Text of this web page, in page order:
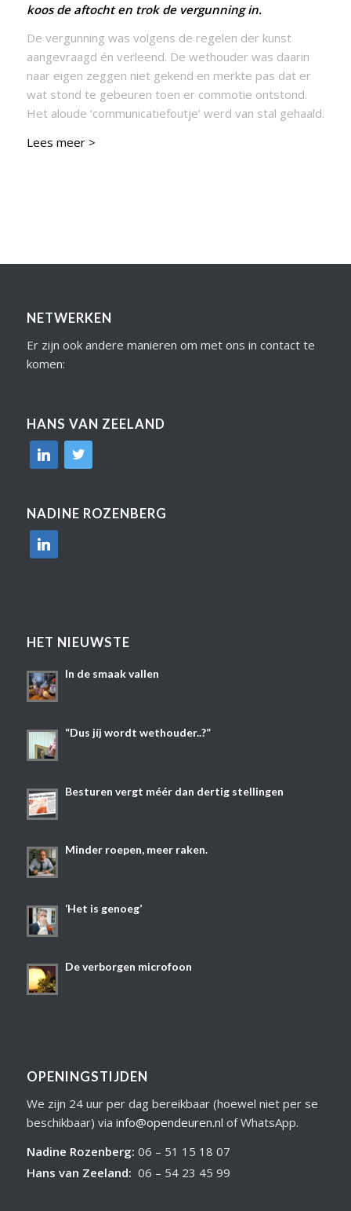
koos de aftocht en trok de vergunning in.
De vergunning was volgens de regelen der kunst
aangevraagd én verleend. De wethouder was daarin
naar eigen zeggen niet gekend en merkte pas dat er
wat stond te gebeuren toen er commotie ontstond.
Het aloude ‘communicatiefoutje’ werd van stal gehaald.
Lees meer >
NETWERKEN
Er zijn ook andere manieren om met ons in contact te
komen:
HANS VAN ZEELAND
linkedin
twitter
NADINE ROZENBERG
linkedin
HET NIEUWSTE
In de smaak vallen
“Dus jíj wordt wethouder..?”
Besturen vergt méér dan dertig stellingen
Minder roepen, meer raken.
‘Het is genoeg’
De verborgen microfoon
OPENINGSTIJDEN
We zijn 24 uur per dag bereikbaar (hoewel niet per se
beschikbaar) via info@opendeuren.nl of WhatsApp.
Nadine Rozenberg: 06 – 51 15 18 07
Hans van Zeeland: 06 – 54 23 45 99